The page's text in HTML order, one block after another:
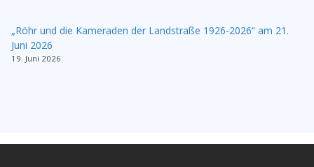
„Röhr und die Kameraden der Landstraße 1926-2026“ am 21.
Juni 2026
19. Juni 2026